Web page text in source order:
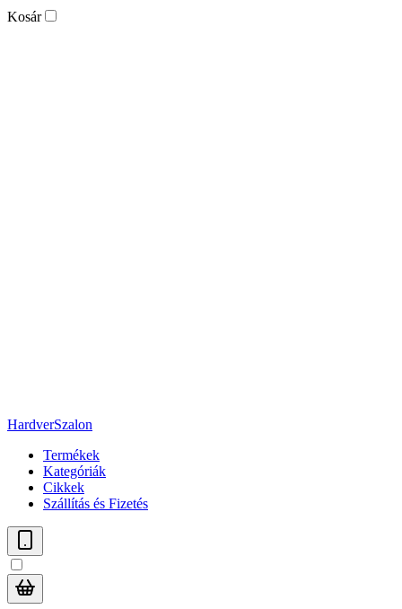
Kosár
HardverSzalon
Termékek
Kategóriák
Cikkek
Szállítás és Fizetés